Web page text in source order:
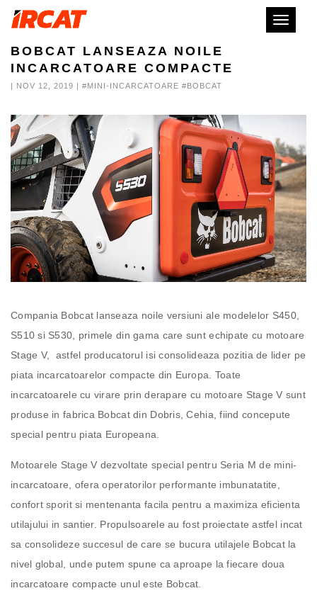
BOBCAT LANSEAZA NOILE
INCARCATOARE COMPACTE
| NOV 12, 2019 | #MINI-INCARCATOARE #BOBCAT
Compania Bobcat lanseaza noile versiuni ale modelelor S450,
S510 si S530, primele din gama care sunt echipate cu motoare
Stage V, astfel producatorul isi consolideaza pozitia de lider pe
piata incarcatoarelor compacte din Europa. Toate
incarcatoarele cu virare prin derapare cu motoare Stage V sunt
produse in fabrica Bobcat din Dobris, Cehia, fiind concepute
special pentru piata Europeana.
Motoarele Stage V dezvoltate special pentru Seria M de mini-
incarcatoare, ofera operatorilor performante imbunatatite,
confort sporit si mentenanta facila pentru a maximiza eficienta
utilajului in santier. Propulsoarele au fost proiectate astfel incat
sa consolideze succesul de care se bucura utilajele Bobcat la
nivel global, unde putem spune ca aproape la fiecare doua
incarcatoare compacte unul este Bobcat.